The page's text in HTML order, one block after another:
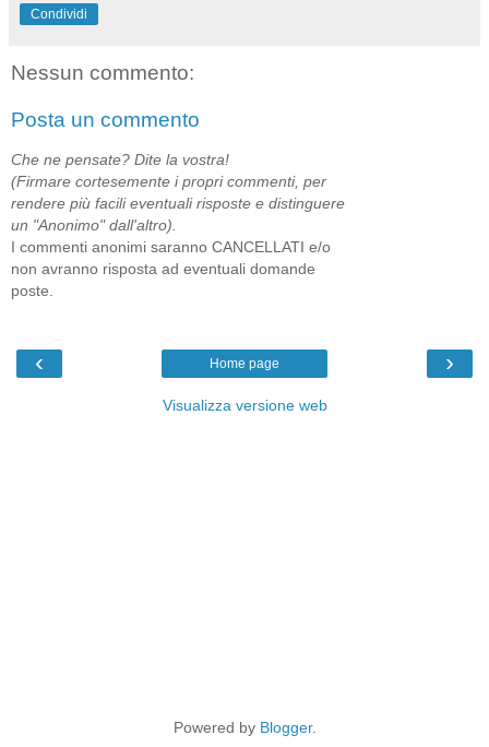
Condividi
Nessun commento:
Posta un commento
Che ne pensate? Dite la vostra!
(Firmare cortesemente i propri commenti, per
rendere più facili eventuali risposte e distinguere
un "Anonimo" dall'altro).
I commenti anonimi saranno CANCELLATI e/o
non avranno risposta ad eventuali domande
poste.
‹ ›
Home page
Visualizza versione web
Powered by Blogger.